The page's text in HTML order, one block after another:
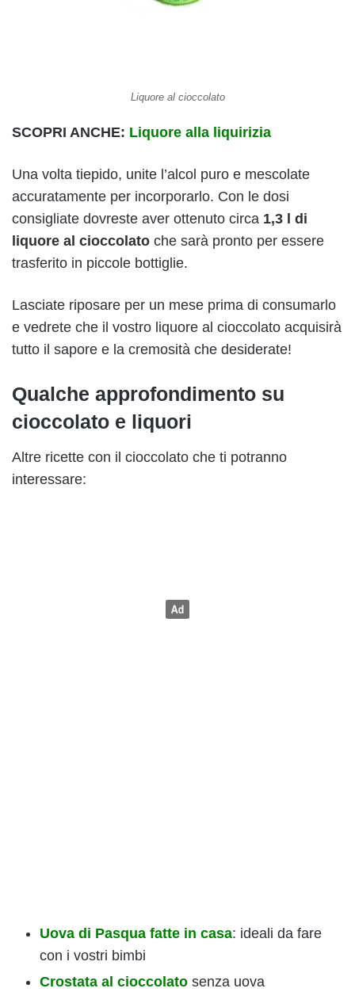
Liquore al cioccolato
SCOPRI ANCHE: Liquore alla liquirizia
Una volta tiepido, unite l’alcol puro e mescolate
accuratamente per incorporarlo. Con le dosi
consigliate dovreste aver ottenuto circa 1,3 l di
liquore al cioccolato che sarà pronto per essere
trasferito in piccole bottiglie.
Lasciate riposare per un mese prima di consumarlo
e vedrete che il vostro liquore al cioccolato acquisirà
tutto il sapore e la cremosità che desiderate!
Qualche approfondimento su
cioccolato e liquori
Altre ricette con il cioccolato che ti potranno
interessare:
Uova di Pasqua fatte in casa: ideali da fare
con i vostri bimbi
Crostata al cioccolato senza uova